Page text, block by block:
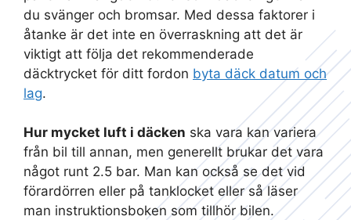
du svänger och bromsar. Med dessa faktorer i
åtanke är det inte en överraskning att det är
viktigt att följa det rekommenderade
däcktrycket för ditt fordon byta däck datum och
lag.
Hur mycket luft i däcken ska vara kan variera
från bil till annan, men generellt brukar det vara
något runt 2.5 bar. Man kan också se det vid
förardörren eller på tanklocket eller så läser
man instruktionsboken som tillhör bilen.